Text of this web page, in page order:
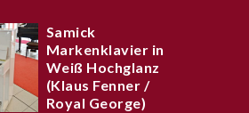
Samick
Markenklavier in
Weiß Hochglanz
(Klaus Fenner /
Royal George)